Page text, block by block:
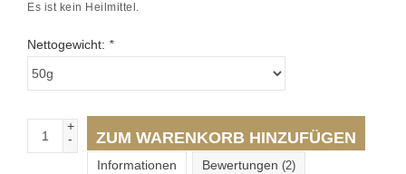
Es ist kein Heilmittel.
Nettogewicht: *
+
-
ZUM WARENKORB HINZUFÜGEN
Informationen Bewertungen (2)